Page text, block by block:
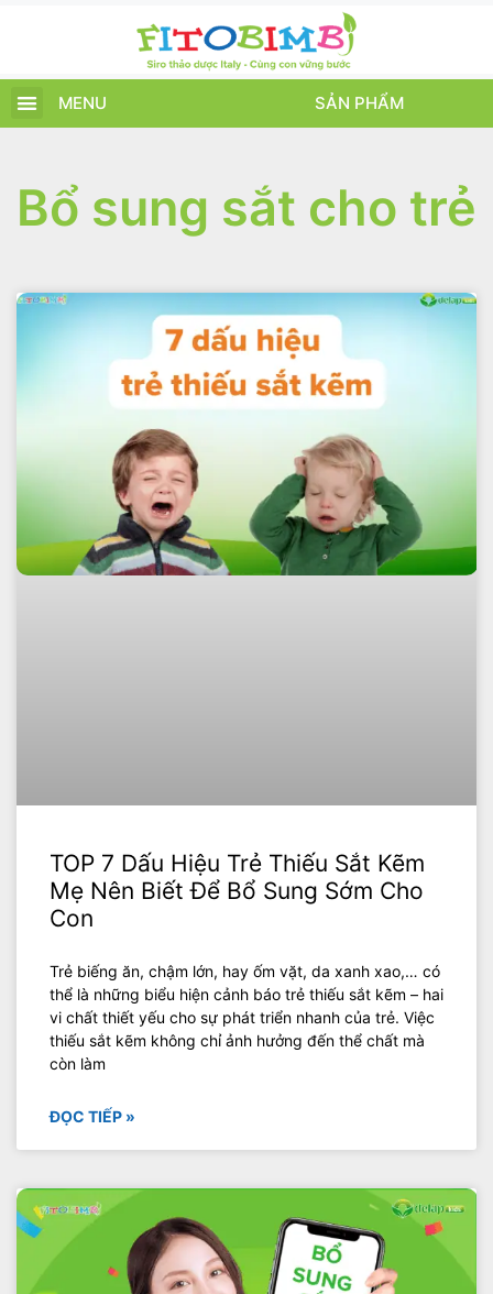
MENU SẢN PHẨM
Bổ sung sắt cho trẻ
TOP 7 Dấu Hiệu Trẻ Thiếu Sắt Kẽm
Mẹ Nên Biết Để Bổ Sung Sớm Cho
Con
Trẻ biếng ăn, chậm lớn, hay ốm vặt, da xanh xao,… có
thể là những biểu hiện cảnh báo trẻ thiếu sắt kẽm – hai
vi chất thiết yếu cho sự phát triển nhanh của trẻ. Việc
thiếu sắt kẽm không chỉ ảnh hưởng đến thể chất mà
còn làm
ĐỌC TIẾP »